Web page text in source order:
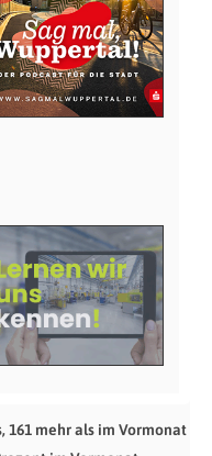
161 mehr als im Vormonat